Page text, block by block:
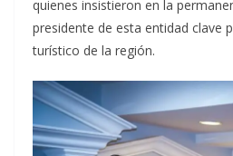
quienes insistieron en la
presidente de esta entidad clave
turístico de la región.